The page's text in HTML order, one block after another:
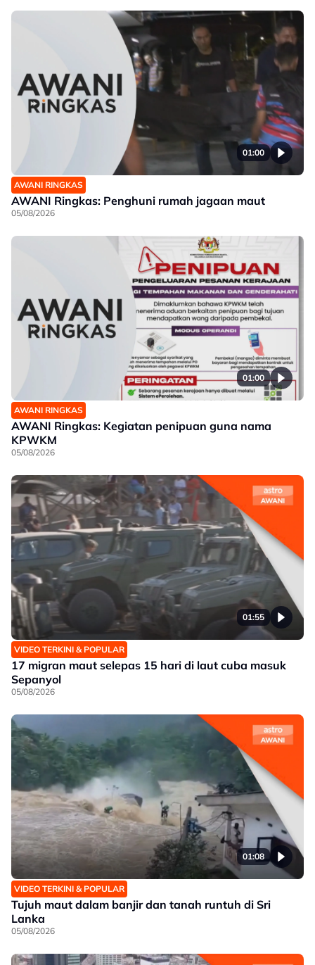
01:00
AWANI RINGKAS
AWANI Ringkas: Penghuni rumah jagaan maut
05/08/2026
01:00
AWANI RINGKAS
AWANI Ringkas: Kegiatan penipuan guna nama
KPWKM
05/08/2026
01:55
VIDEO TERKINI & POPULAR
17 migran maut selepas 15 hari di laut cuba masuk
Sepanyol
05/08/2026
01:08
VIDEO TERKINI & POPULAR
Tujuh maut dalam banjir dan tanah runtuh di Sri
Lanka
05/08/2026